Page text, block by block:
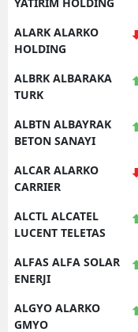
ALARK ALARKO
HOLDING
ALBRK ALBARAKA
TURK
ALBTN ALBAYRAK
BETON SANAYI
ALCAR ALARKO
CARRIER
ALCTL ALCATEL
LUCENT TELETAS
ALFAS ALFA SOLAR
ENERJI
ALGYO ALARKO
GMYO